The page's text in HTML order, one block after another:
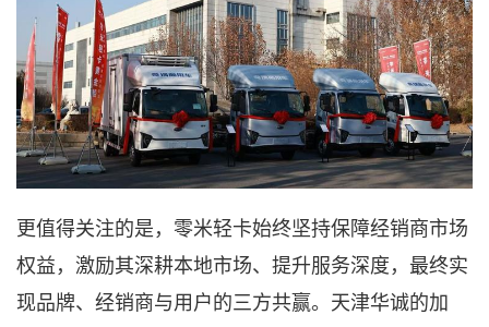
更值得关注的是，零米轻卡始终坚持保障经销商市场
权益，激励其深耕本地市场、提升服务深度，最终实
现品牌、经销商与用户的三方共赢。天津华诚的加